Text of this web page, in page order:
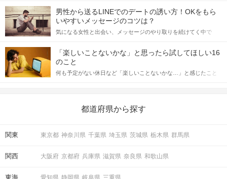
てアプローチできるかにも左右されます。 これから恋人作りを本
格的に始めようとしている方は、女性が異性を求めて出すサイン
をしっかりと理解し、正しい行動に移せるかどうかが重要。 この
記事では、女性が話しかけて欲しい時に出すサインとその心理を
合にどのような行動に繋げるべきかをご紹介していきます。
男性から送るLINEでのデートの誘い方！OKをもら
いやすいメッセージのコツは？
気になる女性と出会い、メッセージのやり取りを続けてく中で
しかし、中には「どう誘ったらいいの？」とお困りの男性もいら
っしゃるのではないでしょうか。 そこで今回は、男性から女性へ
送るLINEでのデートの誘い方のコツをご紹介します。例文も混じ
えながら解説するので、ぜひ参考にしてください。
「楽しいことないかな」と思ったら試してほしい16
のこと
何も予定がない休日など「楽しいことないかな…」と感じたこと
の楽しいことアイデアを集めました♪ いままさに楽しいことを探し
都道府県から探す
関東 東京都 神奈川県 千葉県 埼玉県 茨城県 栃木県 群馬県
関西 大阪府 京都府 兵庫県 滋賀県 奈良県 和歌山県
東海 愛知県 静岡県 岐阜県 三重県